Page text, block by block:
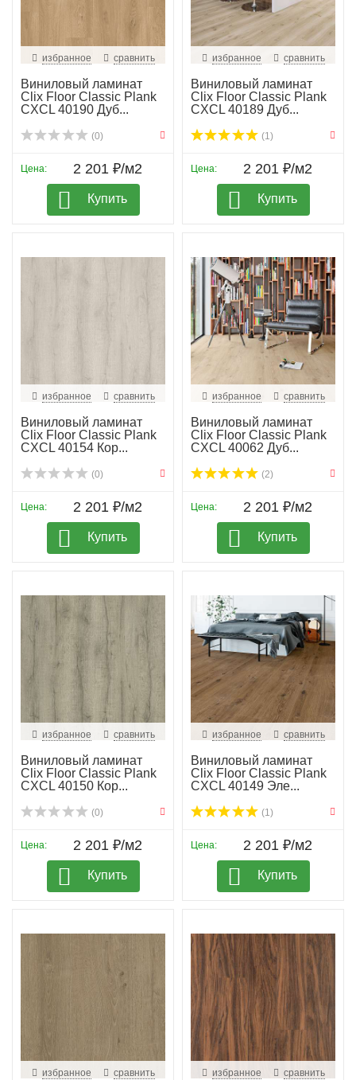
избранное сравнить
Виниловый ламинат
Clix Floor Classic Plank
CXCL 40190 Дуб...
(0)
Цена: 2 201 ₽/м2
Купить
избранное сравнить
Виниловый ламинат
Clix Floor Classic Plank
CXCL 40189 Дуб...
(1)
Цена: 2 201 ₽/м2
Купить
избранное сравнить
Виниловый ламинат
Clix Floor Classic Plank
CXCL 40154 Кор...
(0)
Цена: 2 201 ₽/м2
Купить
избранное сравнить
Виниловый ламинат
Clix Floor Classic Plank
CXCL 40062 Дуб...
(2)
Цена: 2 201 ₽/м2
Купить
избранное сравнить
Виниловый ламинат
Clix Floor Classic Plank
CXCL 40150 Кор...
(0)
Цена: 2 201 ₽/м2
Купить
избранное сравнить
Виниловый ламинат
Clix Floor Classic Plank
CXCL 40149 Эле...
(1)
Цена: 2 201 ₽/м2
Купить
избранное сравнить избранное сравнить